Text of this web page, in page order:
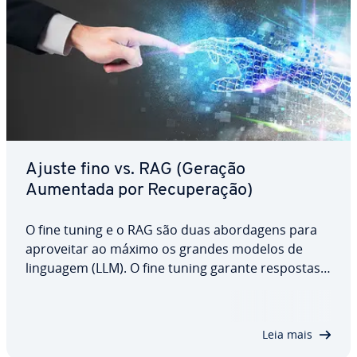
Ajuste fino vs. RAG (Geração
Aumentada por Re­cu­pe­ra­ção)
O fine tuning e o RAG são duas abor­da­gens para
apro­vei­tar ao máximo os grandes modelos de
linguagem (LLM). O fine tuning garante respostas
Leia mais